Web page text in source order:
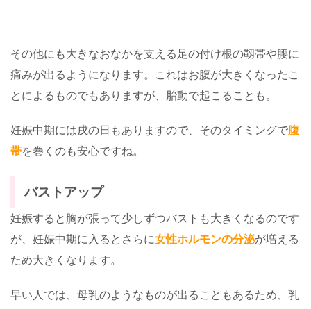
その他にも大きなおなかを支える足の付け根の靱帯や腰に
痛みが出るようになります。これはお腹が大きくなったこ
とによるものでもありますが、胎動で起こることも。
妊娠中期には戌の日もありますので、そのタイミングで腹
帯を巻くのも安心ですね。
バストアップ
妊娠すると胸が張って少しずつバストも大きくなるのです
が、妊娠中期に入るとさらに女性ホルモンの分泌が増える
ため大きくなります。
早い人では、母乳のようなものが出ることもあるため、乳